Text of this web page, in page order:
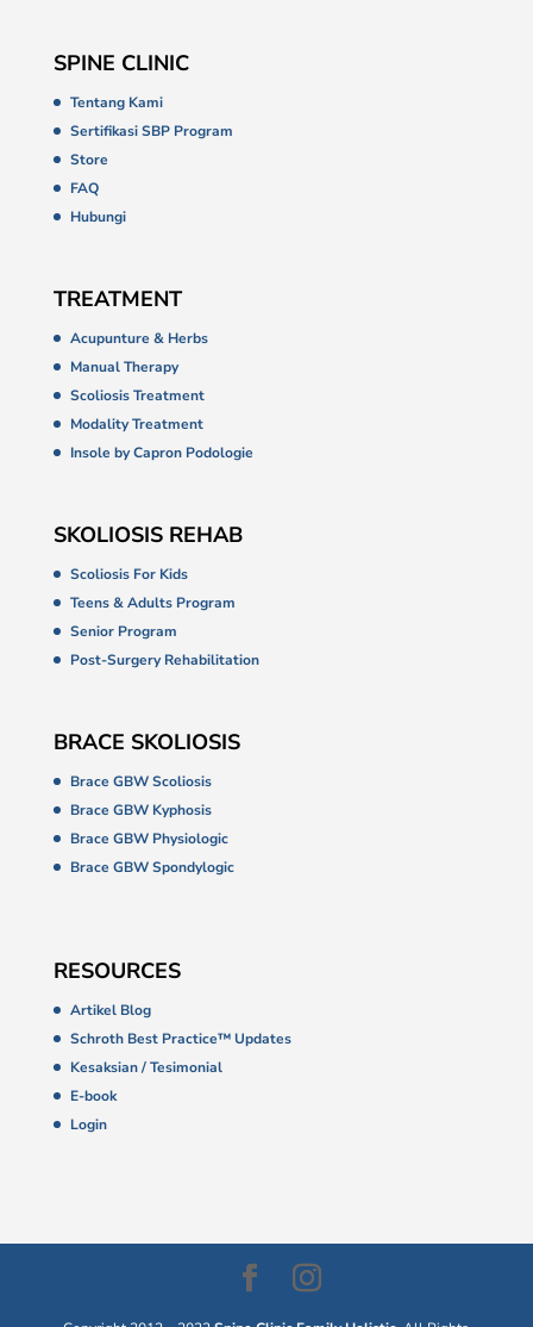
SPINE CLINIC
Tentang Kami
Sertifikasi SBP Program
Store
FAQ
Hubungi
TREATMENT
Acupunture & Herbs
Manual Therapy
Scoliosis Treatment
Modality Treatment
Insole by Capron Podologie
SKOLIOSIS REHAB
Scoliosis For Kids
Teens & Adults Program
Senior Program
Post-Surgery Rehabilitation
BRACE SKOLIOSIS
Brace GBW Scoliosis
Brace GBW Kyphosis
Brace GBW Physiologic
Brace GBW Spondylogic
RESOURCES
Artikel Blog
Schroth Best Practice™ Updates
Kesaksian / Tesimonial
E-book
Login